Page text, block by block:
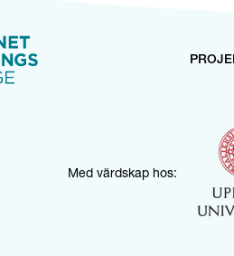
Med värdskap hos: